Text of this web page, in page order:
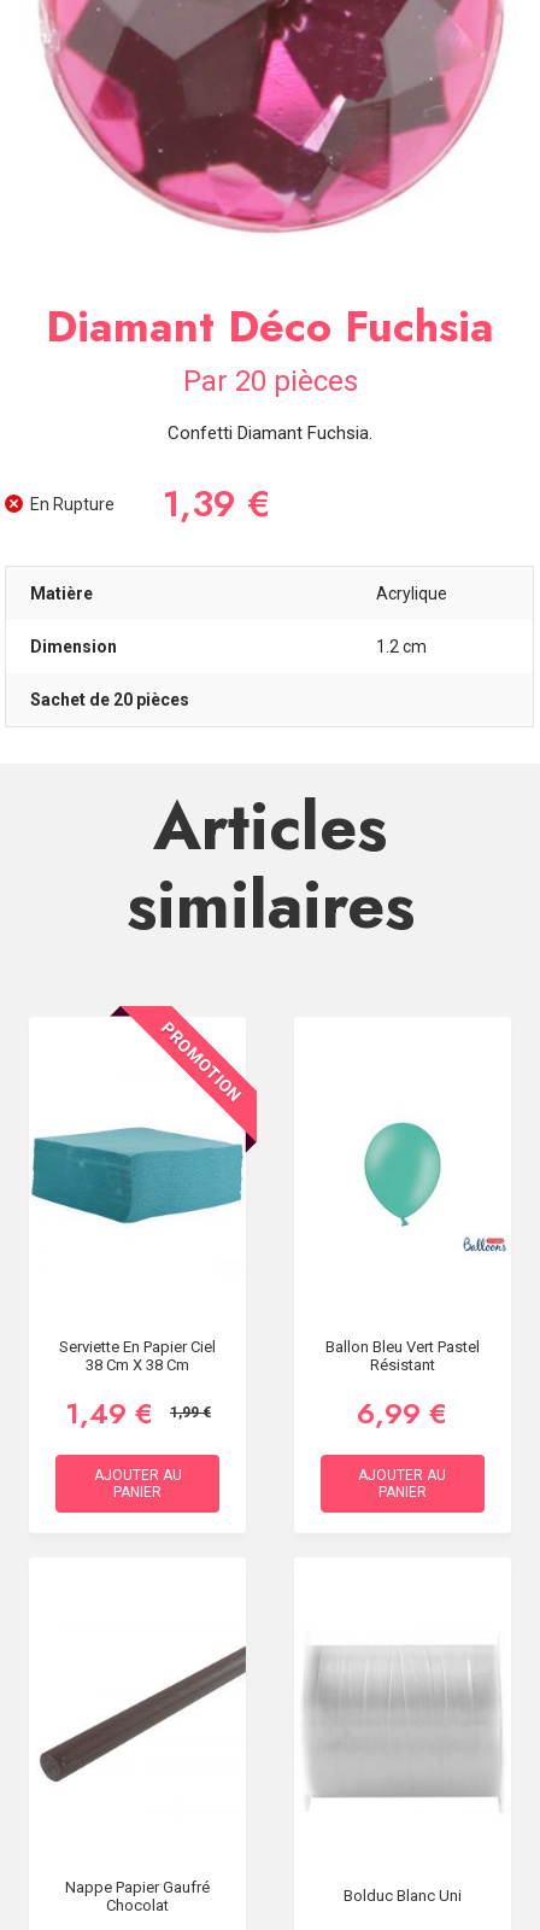
SOIRÉE
OCCASIONS
SPÉCIALES
Diamant Déco Fuchsia
Par 20 pièces
Confetti Diamant Fuchsia.
En Rupture 1,39 €
Matière Acrylique
Dimension 1.2 cm
Sachet de 20 pièces
Articles
similaires
PROMOTION
Serviette En Papier Ciel
38 Cm X 38 Cm
1,49 € 1,99 €
AJOUTER AU
PANIER
Ballon Bleu Vert Pastel
Résistant
6,99 €
AJOUTER AU
PANIER
Nappe Papier Gaufré
Chocolat
Bolduc Blanc Uni